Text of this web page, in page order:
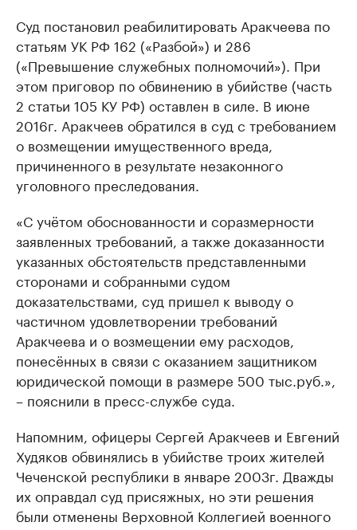
Суд постановил реабилитировать Аракчеева по
статьям УК РФ 162 («Разбой») и 286
(«Превышение служебных полномочий»). При
этом приговор по обвинению в убийстве (часть
2 статьи 105 КУ РФ) оставлен в силе. В июне
2016г. Аракчеев обратился в суд с требованием
о возмещении имущественного вреда,
причиненного в результате незаконного
уголовного преследования.
«С учётом обоснованности и соразмерности
заявленных требований, а также доказанности
указанных обстоятельств представленными
сторонами и собранными судом
доказательствами, суд пришел к выводу о
частичном удовлетворении требований
Аракчеева и о возмещении ему расходов,
понесённых в связи с оказанием защитником
юридической помощи в размере 500 тыс.руб.»,
– пояснили в пресс-службе суда.
Напомним, офицеры Сергей Аракчеев и Евгений
Худяков обвинялись в убийстве троих жителей
Чеченской республики в январе 2003г. Дважды
их оправдал суд присяжных, но эти решения
были отменены Верховной Коллегией военного